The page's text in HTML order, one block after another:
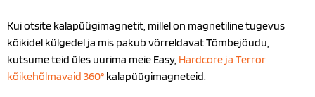
Kui otsite kalapüügimagnetit, millel on magnetiline tugevus
kõikidel külgedel ja mis pakub võrreldavat Tõmbejõudu,
kutsume teid üles uurima meie Easy, Hardcore ja Terror
kõikehõlmavaid 360° kalapüügimagneteid.